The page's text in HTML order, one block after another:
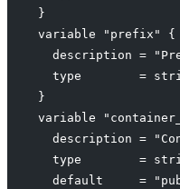
}
variable "prefix" {
description =
type        =
}
variable
description =
type        =
default     =